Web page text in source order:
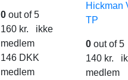
0 out of 5
160 kr. ikke
medlem
146 DKK
medlem
Hickman
TP
0out of 5
140 kr.
medlem